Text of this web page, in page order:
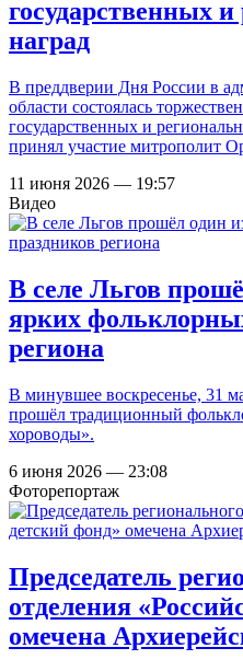
государственных
наград
В преддверии Дня России в
области состоялась
государственных и
принял участие митрополит
11 июня 2026 — 19:57
Видео
В селе Льгов
ярких
региона
В минувшее воскресенье, 31
прошёл традиционный
хороводы».
6 июня 2026 — 23:08
Фоторепортаж
Председатель
отделения
омечена